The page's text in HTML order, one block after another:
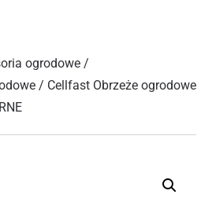
ogrodowe /
/ Cellfast Obrzeże ogrodowe